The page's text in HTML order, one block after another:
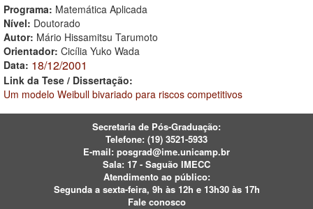
Programa: Matemática Aplicada
Nível: Doutorado
Autor: Mário Hissamitsu Tarumoto
Orientador: Cicília Yuko Wada
Data: 18/12/2001
Link da Tese / Dissertação:
Um modelo Weibull bivariado para riscos competitivos
Secretaria de Pós-Graduação:
Telefone: (19) 3521-5933
E-mail: posgrad@ime.unicamp.br
Sala: 17 - Saguão IMECC
Atendimento ao público:
Segunda a sexta-feira, 9h às 12h e 13h30 às 17h
Fale conosco